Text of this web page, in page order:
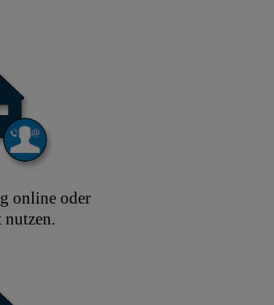
online oder